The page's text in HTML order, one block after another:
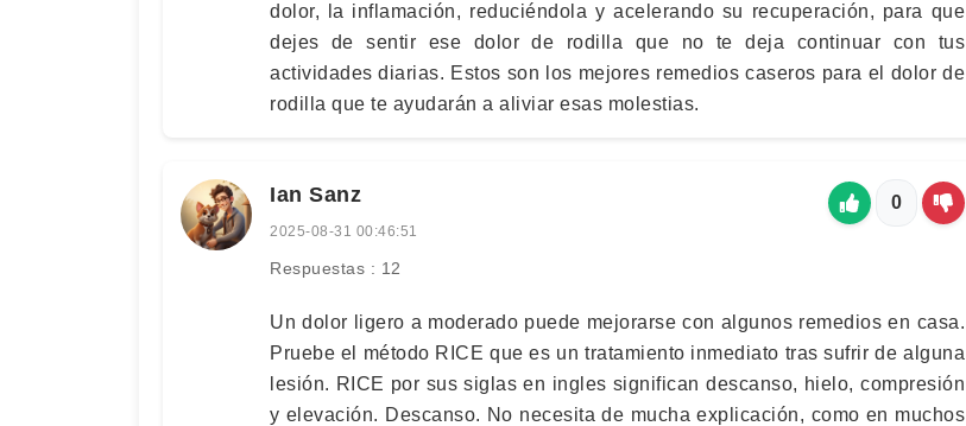
dolor, la inflamación, reduciéndola y acelerando su recuperación, para que
dejes de sentir ese dolor de rodilla que no te deja continuar con tus
actividades diarias. Estos son los mejores remedios caseros para el dolor de
rodilla que te ayudarán a aliviar esas molestias.
Ian Sanz
2025-08-31 00:46:51
Respuestas : 12
0
Un dolor ligero a moderado puede mejorarse con algunos remedios en casa.
Pruebe el método RICE que es un tratamiento inmediato tras sufrir de alguna
lesión. RICE por sus siglas en ingles significan descanso, hielo, compresión
y elevación. Descanso. No necesita de mucha explicación, como en muchos